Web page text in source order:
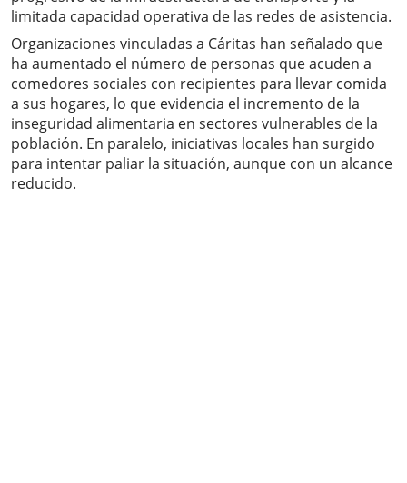
limitada capacidad operativa de las redes de asistencia.
Organizaciones vinculadas a Cáritas han señalado que
ha aumentado el número de personas que acuden a
comedores sociales con recipientes para llevar comida
a sus hogares, lo que evidencia el incremento de la
inseguridad alimentaria en sectores vulnerables de la
población. En paralelo, iniciativas locales han surgido
para intentar paliar la situación, aunque con un alcance
reducido.